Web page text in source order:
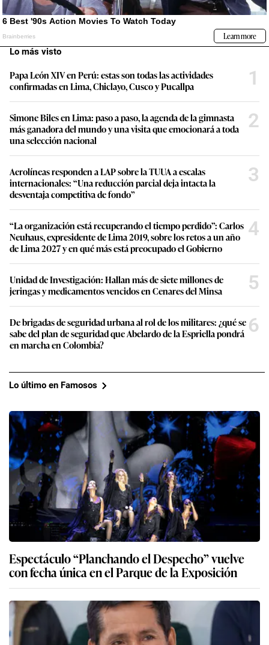
Lo más visto
Papa León XIV en Perú: estas son todas las actividades
confirmadas en Lima, Chiclayo, Cusco y Pucallpa
1
Simone Biles en Lima: paso a paso, la agenda de la gimnasta
más ganadora del mundo y una visita que emocionará a toda
una selección nacional
2
Aerolíneas responden a LAP sobre la TUUA a escalas
internacionales: “Una reducción parcial deja intacta la
desventaja competitiva de fondo”
3
“La organización está recuperando el tiempo perdido”: Carlos
Neuhaus, expresidente de Lima 2019, sobre los retos a un año
de Lima 2027 y en qué más está preocupado el Gobierno
4
Unidad de Investigación: Hallan más de siete millones de
jeringas y medicamentos vencidos en Cenares del Minsa
5
De brigadas de seguridad urbana al rol de los militares: ¿qué se
sabe del plan de seguridad que Abelardo de la Espriella pondrá
en marcha en Colombia?
6
Lo último en Famosos
Espectáculo “Planchando el Despecho” vuelve
con fecha única en el Parque de la Exposición